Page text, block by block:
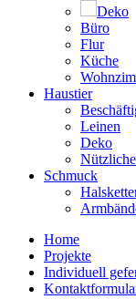
Deko
Büro
Flur
Küche
Haustier
Leinen
Deko
Schmuck
Home
Projekte
Individuell